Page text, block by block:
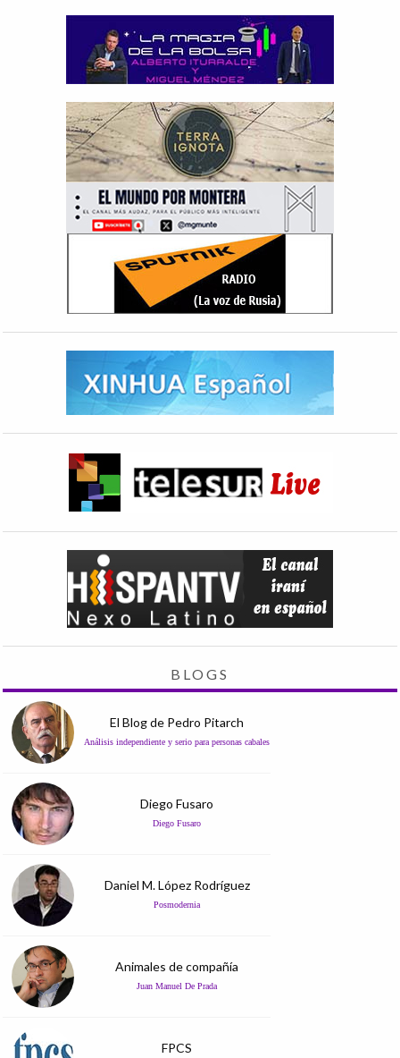
BLOGS
El Blog de Pedro Pitarch
Análisis independiente y serio para personas cabales
Diego Fusaro
Diego Fusaro
Daniel M. López Rodríguez
Posmodernia
Animales de compañía
Juan Manuel De Prada
FPCS